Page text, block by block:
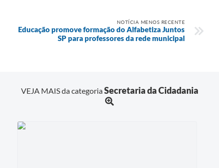
NOTÍCIA MENOS RECENTE
Educação promove formação do Alfabetiza Juntos
SP para professores da rede municipal
VEJA MAIS da categoriaSecretaria da Cidadania